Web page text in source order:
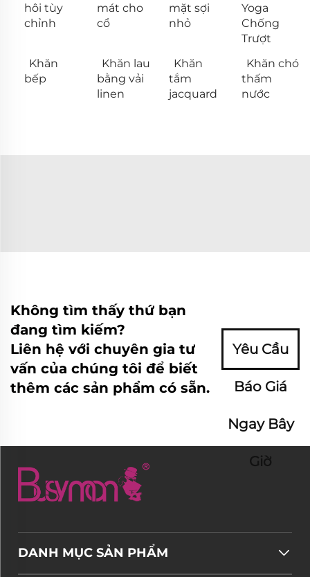
hôi tùy
chỉnh
mát cho
cổ
mặt sợi
nhỏ
Yoga
Chống
Trượt
Khăn
bếp
Khăn lau
bằng vải
linen
Khăn
tắm
jacquard
Khăn chó
thấm
nước
Không tìm thấy thứ bạn
đang tìm kiếm?
Liên hệ với chuyên gia tư
vấn của chúng tôi để biết
thêm các sản phẩm có sẵn.
Yêu Cầu
Báo Giá
Ngay Bây
Giờ
DANH MỤC SẢN PHẨM